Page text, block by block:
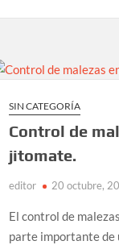
cultivo
jitomate.
SIN CATEGORÍA
Control de
jitomate.
editor 20 octubre,
El control de
parte importante de